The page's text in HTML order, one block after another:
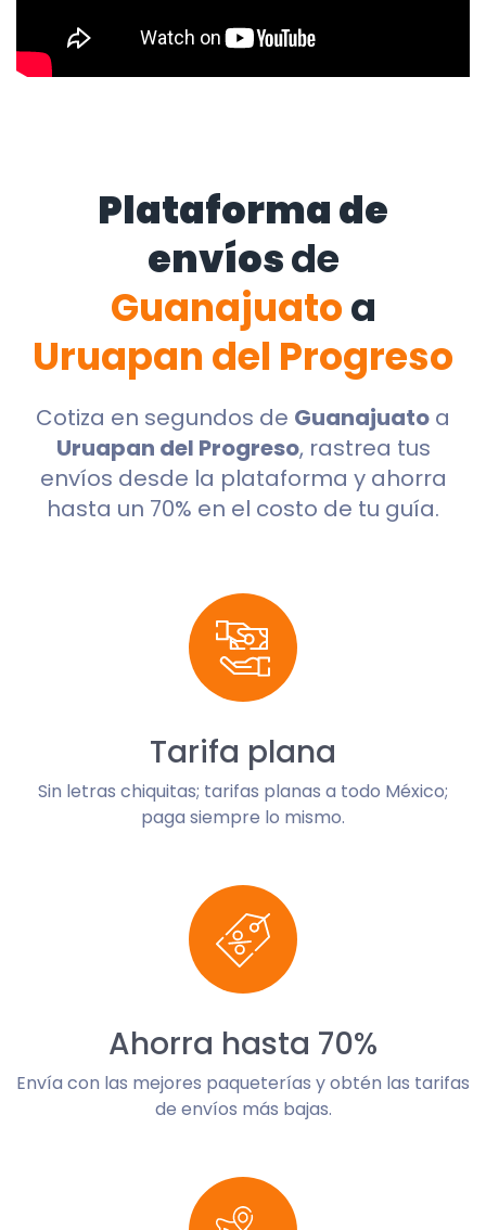
Plataforma de
envíosde
Guanajuatoa
Uruapan del Progreso
Cotiza en segundos de Guanajuato a
Uruapan del Progreso, rastrea tus
envíos desde la plataforma y ahorra
hasta un 70% en el costo de tu guía.
Tarifa plana
Sin letras chiquitas; tarifas planas a todo México;
paga siempre lo mismo.
Ahorra hasta 70%
Envía con las mejores paqueterías y obtén las tarifas
de envíos más bajas.